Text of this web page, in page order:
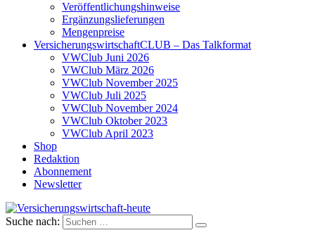
Veröffentlichungshinweise
Ergänzungslieferungen
Mengenpreise
VersicherungswirtschaftCLUB – Das Talkformat
VWClub Juni 2026
VWClub März 2026
VWClub November 2025
VWClub Juli 2025
VWClub November 2024
VWClub Oktober 2023
VWClub April 2023
Shop
Redaktion
Abonnement
Newsletter
Versicherungswirtschaft-heute
Suche nach: